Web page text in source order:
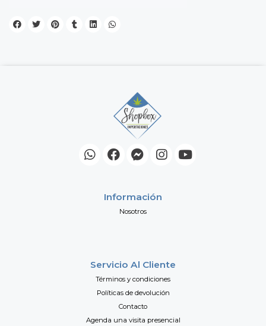
Información
Nosotros
Servicio Al Cliente
Términos y condiciones
Políticas de devolución
Contacto
Agenda una visita presencial